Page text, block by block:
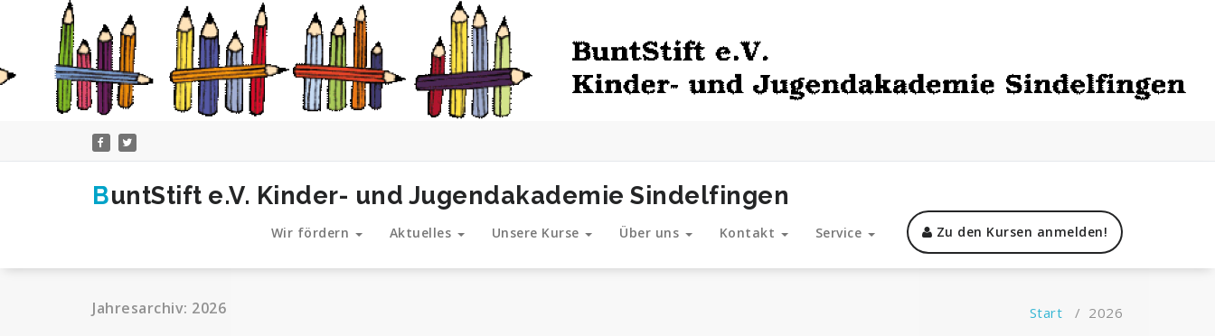
BuntStift e.V. Kinder- und Jugendakademie Sindelfingen
Wir fördern Aktuelles Unsere Kurse Über uns Kontakt Service Zu den Kursen anmelden!
Jahresarchiv: 2026 Start / 2026